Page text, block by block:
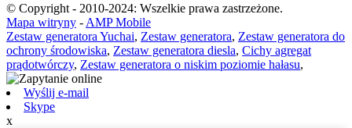
© Copyright - 2010-2024: Wszelkie prawa zastrzeżone.
Mapa witryny - AMP Mobile
Zestaw generatora Yuchai, Zestaw generatora, Zestaw generatora do
ochrony środowiska, Zestaw generatora diesla, Cichy agregat
prądotwórczy, Zestaw generatora o niskim poziomie hałasu,
Wyślij e-mail
Skype
x